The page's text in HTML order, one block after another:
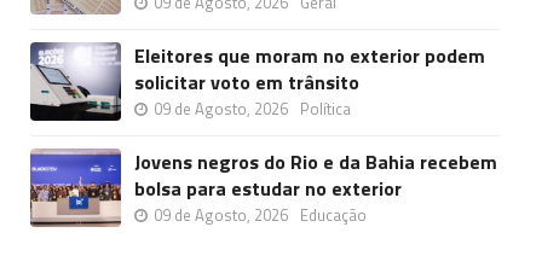
Eleitores que moram no exterior podem
solicitar voto em trânsito
09 de Agosto, 2026 Política
Jovens negros do Rio e da Bahia recebem
bolsa para estudar no exterior
09 de Agosto, 2026 Educação